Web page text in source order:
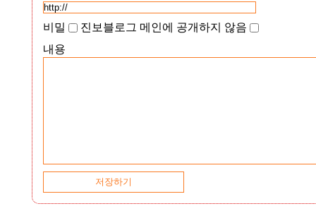
비밀
진보블로그 메인에 공개하지 않음
내용